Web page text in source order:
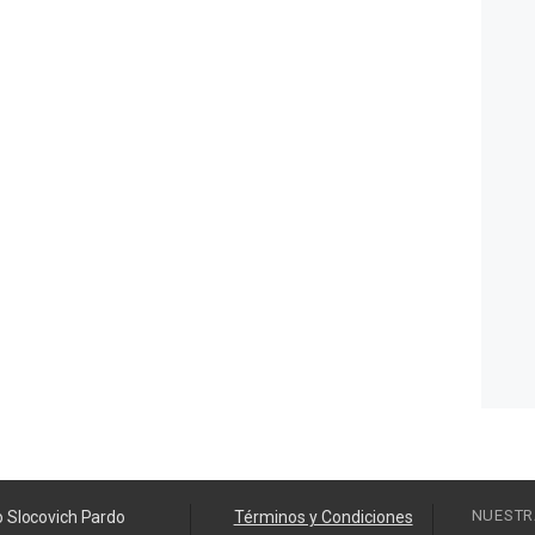
Slocovich Pardo Términos y Condiciones